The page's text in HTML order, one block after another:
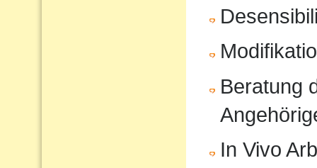
Beratung
In Vivo